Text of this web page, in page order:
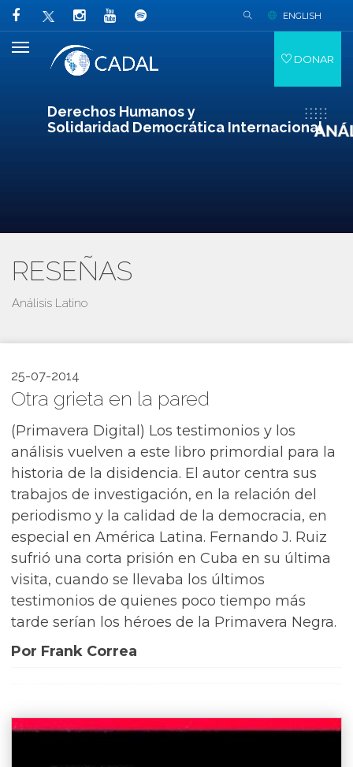
Derechos Humanos y
Solidaridad Democrática Internacional
ENGLISH
DONAR
RESEÑAS
Análisis Latino
25-07-2014
Otra grieta en la pared
(Primavera Digital) Los testimonios y los
análisis vuelven a este libro primordial para la
historia de la disidencia. El autor centra sus
trabajos de investigación, en la relación del
periodismo y la calidad de la democracia, en
especial en América Latina. Fernando J. Ruiz
sufrió una corta prisión en Cuba en su última
visita, cuando se llevaba los últimos
testimonios de quienes poco tiempo más
tarde serían los héroes de la Primavera Negra.
Por Frank Correa